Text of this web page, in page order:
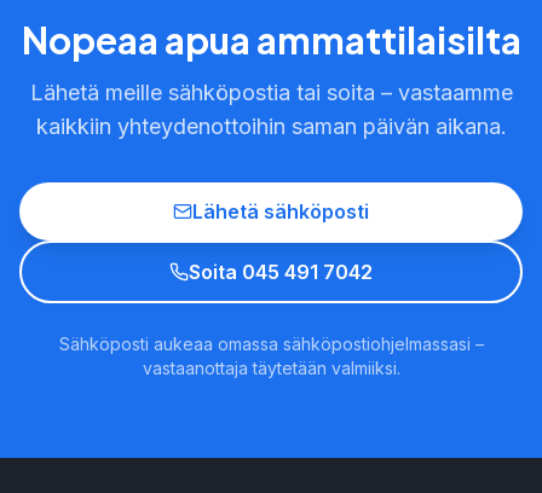
Nopeaa apua ammattilaisilta
Lähetä meille sähköpostia tai soita – vastaamme
kaikkiin yhteydenottoihin saman päivän aikana.
Lähetä sähköposti
Soita 045 491 7042
Sähköposti aukeaa omassa sähköpostiohjelmassasi –
vastaanottaja täytetään valmiiksi.